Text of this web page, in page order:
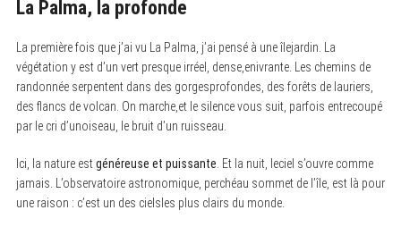
La Palma, la profonde
La première fois que j’ai vu La Palma, j’ai pensé à une îlejardin. La
végétation y est d’un vert presque irréel, dense,enivrante. Les chemins de
randonnée serpentent dans des gorgesprofondes, des forêts de lauriers,
des flancs de volcan. On marche,et le silence vous suit, parfois entrecoupé
par le cri d’unoiseau, le bruit d’un ruisseau.
Ici, la nature estgénéreuse et puissante . Et la nuit, leciel s’ouvre comme
jamais. L’observatoire astronomique, perchéau sommet de l’île, est là pour
une raison : c’est un des cielsles plus clairs du monde.